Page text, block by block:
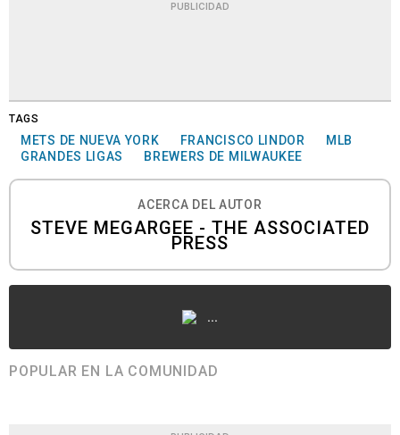
PUBLICIDAD
TAGS
METS DE NUEVA YORK FRANCISCO LINDOR
MLB
GRANDES LIGAS
BREWERS DE MILWAUKEE
ACERCA DEL AUTOR
STEVE MEGARGEE - THE ASSOCIATED
PRESS
...
POPULAR EN LA COMUNIDAD